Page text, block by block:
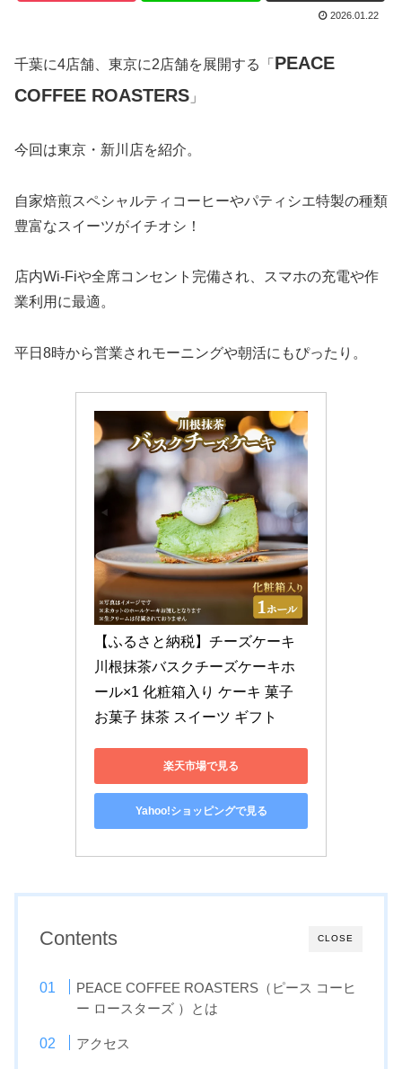
2026.01.22
千葉に4店舗、東京に2店舗を展開する「 PEACE
COFFEE ROASTERS 」
今回は東京・新川店を紹介。
自家焙煎スペシャルティコーヒーやパティシエ特製の種類
豊富なスイーツがイチオシ！
店内Wi-Fiや全席コンセント完備され、スマホの充電や作
業利用に最適。
平日8時から営業されモーニングや朝活にもぴったり。
【ふるさと納税】チーズケーキ
川根抹茶バスクチーズケーキホ
ール×1 化粧箱入り ケーキ 菓子
お菓子 抹茶 スイーツ ギフト
楽天市場で見る
Yahoo!ショッピングで見る
CLOSE
Contents
PEACE COFFEE ROASTERS（ピース コーヒ
ー ロースターズ ）とは
アクセス